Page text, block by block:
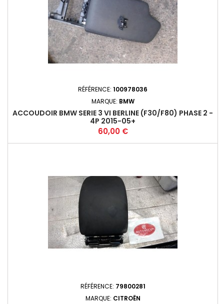
RÉFÉRENCE: 100978036
MARQUE: BMW
ACCOUDOIR BMW SERIE 3 VI BERLINE (F30/F80) PHASE 2 -
4P 2015-05+
Prix
60,00 €
RÉFÉRENCE: 79800281
MARQUE: CITROËN